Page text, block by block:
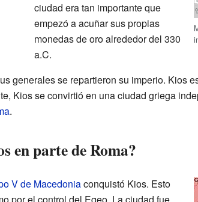
ciudad era tan importante que
empezó a acuñar sus propias
monedas de oro alrededor del 330
a.C.
generales se repartieron su imperio. Kios
Kios se convirtió en una ciudad griega
.
en parte de Roma?
V de Macedoniaconquistó Kios. Esto